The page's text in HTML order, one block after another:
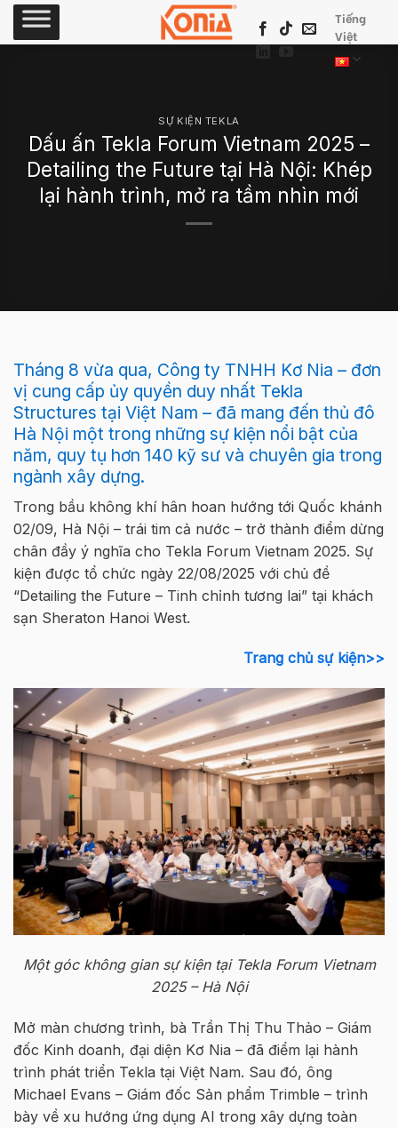
Skip
Tiếng
Việt
SỰ KIỆN TEKLA
Dấu ấn Tekla Forum Vietnam 2025 –
Detailing the Future tại Hà Nội: Khép
lại hành trình, mở ra tầm nhìn mới
Tháng 8 vừa qua, Công ty TNHH Kơ Nia – đơn
vị cung cấp ủy quyền duy nhất Tekla
Structures tại Việt Nam – đã mang đến thủ đô
Hà Nội một trong những sự kiện nổi bật của
năm, quy tụ hơn 140 kỹ sư và chuyên gia trong
ngành xây dựng.
Trong bầu không khí hân hoan hướng tới Quốc khánh
02/09, Hà Nội – trái tim cả nước – trở thành điểm dừng
chân đầy ý nghĩa cho Tekla Forum Vietnam 2025. Sự
kiện được tổ chức ngày 22/08/2025 với chủ đề
“Detailing the Future – Tinh chỉnh tương lai” tại khách
sạn Sheraton Hanoi West.
Trang chủ sự kiện>>
Một góc không gian sự kiện tại Tekla Forum Vietnam
2025 – Hà Nội
Mở màn chương trình, bà Trần Thị Thu Thảo – Giám
đốc Kinh doanh, đại diện Kơ Nia – đã điểm lại hành
trình phát triển Tekla tại Việt Nam. Sau đó, ông
Michael Evans – Giám đốc Sản phẩm Trimble – trình
bày về xu hướng ứng dụng AI trong xây dựng toàn